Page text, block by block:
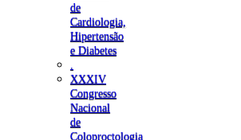
de
Cardiologia,
Hipertensão
e Diabetes
XXXIV
Congresso
Nacional
de
Coloproctologia